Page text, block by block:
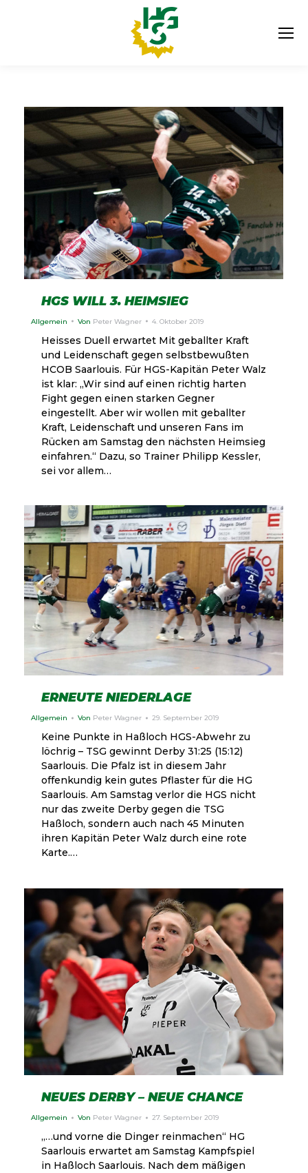
HGS WILL 3. HEIMSIEG
Allgemein Von Peter Wagner 4. Oktober 2019
Heisses Duell erwartet Mit geballter Kraft
und Leidenschaft gegen selbstbewußten
HCOB Saarlouis. Für HGS-Kapitän Peter Walz
ist klar: „Wir sind auf einen richtig harten
Fight gegen einen starken Gegner
eingestellt. Aber wir wollen mit geballter
Kraft, Leidenschaft und unseren Fans im
Rücken am Samstag den nächsten Heimsieg
einfahren.“ Dazu, so Trainer Philipp Kessler,
sei vor allem…
ERNEUTE NIEDERLAGE
Allgemein Von Peter Wagner 29. September 2019
Keine Punkte in Haßloch HGS-Abwehr zu
löchrig – TSG gewinnt Derby 31:25 (15:12)
Saarlouis. Die Pfalz ist in diesem Jahr
offenkundig kein gutes Pflaster für die HG
Saarlouis. Am Samstag verlor die HGS nicht
nur das zweite Derby gegen die TSG
Haßloch, sondern auch nach 45 Minuten
ihren Kapitän Peter Walz durch eine rote
Karte.…
NEUES DERBY – NEUE CHANCE
Allgemein Von Peter Wagner 27. September 2019
„…und vorne die Dinger reinmachen“ HG
Saarlouis erwartet am Samstag Kampfspiel
in Haßloch Saarlouis. Nach dem mäßigen